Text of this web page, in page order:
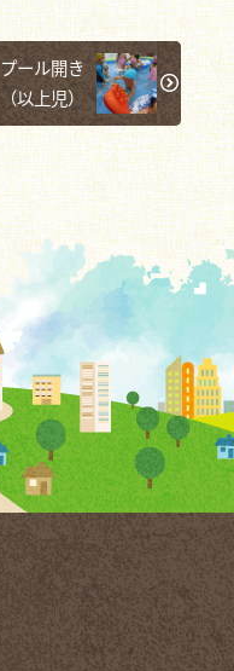
プール開き
（以上児）